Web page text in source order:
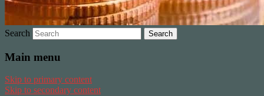
Search
Main menu
Skip to primary content
Skip to secondary content